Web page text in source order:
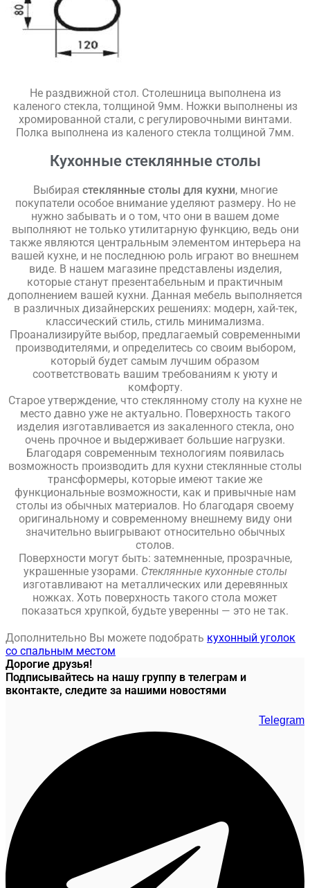
Не раздвижной стол. Столешница выполнена из
каленого стекла, толщиной 9мм. Ножки выполнены из
хромированной стали, с регулировочными винтами.
Полка выполнена из каленого стекла толщиной 7мм.
Кухонные стеклянные столы
Выбирая стеклянные столы для кухни, многие
покупатели особое внимание уделяют размеру. Но не
нужно забывать и о том, что они в вашем доме
выполняют не только утилитарную функцию, ведь они
также являются центральным элементом интерьера на
вашей кухне, и не последнюю роль играют во внешнем
виде. В нашем магазине представлены изделия,
которые станут презентабельным и практичным
дополнением вашей кухни. Данная мебель выполняется
в различных дизайнерских решениях: модерн, хай-тек,
классический стиль, стиль минимализма.
Проанализируйте выбор, предлагаемый современными
производителями, и определитесь со своим выбором,
который будет самым лучшим образом
соответствовать вашим требованиям к уюту и
комфорту.
Старое утверждение, что стеклянному столу на кухне не
место давно уже не актуально. Поверхность такого
изделия изготавливается из закаленного стекла, оно
очень прочное и выдерживает большие нагрузки.
Благодаря современным технологиям появилась
возможность производить для кухни стеклянные столы
трансформеры, которые имеют такие же
функциональные возможности, как и привычные нам
столы из обычных материалов. Но благодаря своему
оригинальному и современному внешнему виду они
значительно выигрывают относительно обычных
столов.
Поверхности могут быть: затемненные, прозрачные,
украшенные узорами. Стеклянные кухонные столы
изготавливают на металлических или деревянных
ножках. Хоть поверхность такого стола может
показаться хрупкой, будьте уверенны — это не так.
Дополнительно Вы можете подобрать кухонный уголок
со спальным местом
Дорогие друзья!
Подписывайтесь на нашу группу в телеграм и
вконтакте, следите за нашими новостями
Telegram